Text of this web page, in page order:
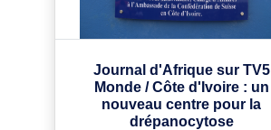
Journal d'Afrique sur TV5
Monde / Côte d'Ivoire : un
nouveau centre pour la
drépanocytose